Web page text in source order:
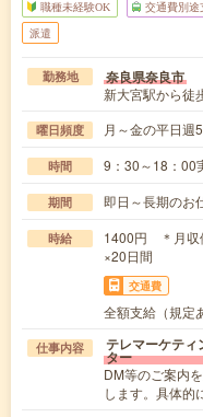
職種未経験OK 交通費別途
派遣
勤務地 奈良県奈良市
新大宮駅から徒
曜日頻度 月～金の平日週
時間 9：30～18：00
期間 即日～長期の
時給
1400円 ＊月収
×20日間
交通費
全額支給（規定
仕事内容 テレマーケティ
ター
DM等のご案内
します。具体